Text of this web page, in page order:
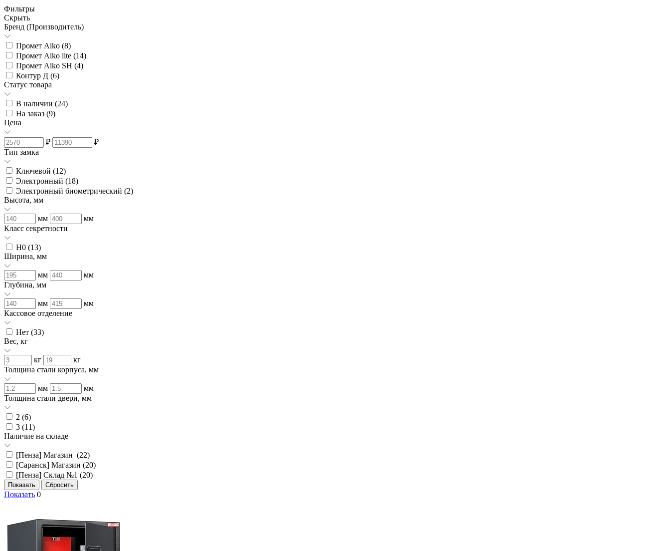
Фильтры
Скрыть
Бренд (Производитель)
Промет Aiko (8)
Промет Aiko lite (14)
Промет Aiko SH (4)
Контур Д (6)
Статус товара
В наличии (24)
На заказ (9)
Цена
₽
₽
Тип замка
Ключевой (12)
Электронный (18)
Электронный биометрический (2)
Высота, мм
мм
мм
Класс секретности
H0 (13)
Ширина, мм
мм
мм
Глубина, мм
мм
мм
Кассовое отделение
Нет (33)
Вес, кг
кг
кг
Толщина стали корпуса, мм
мм
мм
Толщина стали двери, мм
2 (6)
3 (11)
Наличие на складе
[Пенза] Магазин (22)
[Саранск] Магазин (20)
[Пенза] Склад №1 (20)
Показать 0